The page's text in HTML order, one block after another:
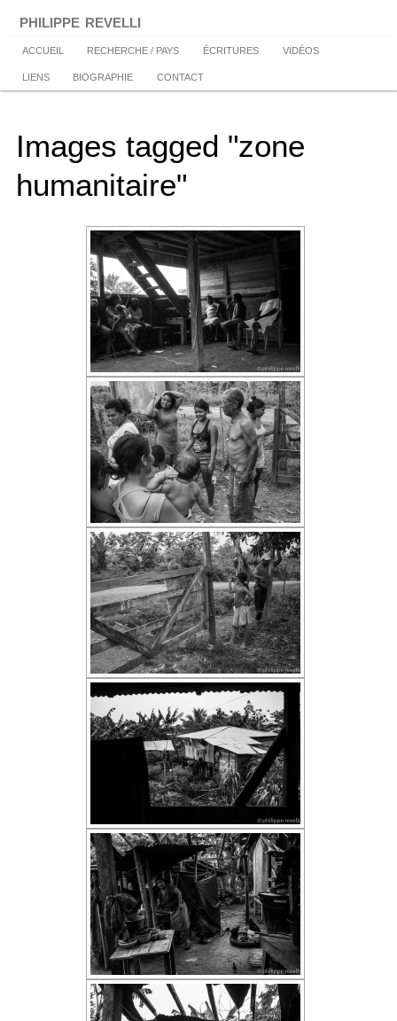
contenu
principal
philippe revelli
Menu
principal
ACCUEIL RECHERCHE / PAYS ÉCRITURES VIDÉOS
LIENS BIOGRAPHIE CONTACT
Images tagged "zone
humanitaire"